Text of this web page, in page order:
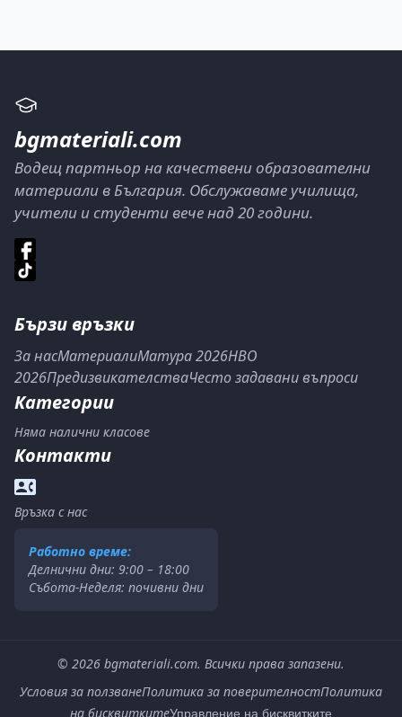
bgmateriali.com
Водещ партньор на качествени образователни
материали в България. Обслужаваме училища,
учители и студенти вече над 20 години.
Бързи връзки
За насМатериалиМатура 2026НВО
2026ПредизвикателстваЧесто задавани въпроси
Категории
Няма налични класове
Контакти
Връзка с нас
Работно време:
Делнични дни: 9:00 – 18:00
Събота-Неделя: почивни дни
© 2026 bgmateriali.com. Всички права запазени.
Условия за ползванеПолитика за поверителностПолитика
на бисквиткитеУправление на бисквитките